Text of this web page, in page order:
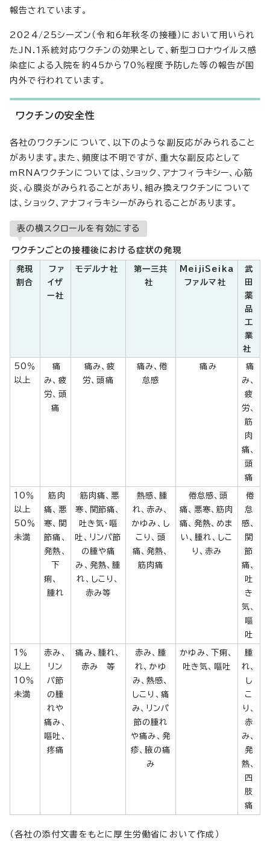
報告されています。
2024/25シーズン（令和6年秋冬の接種）において用いられ
たJN.1系統対応ワクチンの効果として、新型コロナウイルス感
染症による入院を約45から70％程度予防した等の報告が国
内外で行われています。
ワクチンの安全性
各社のワクチンについて、以下のような副反応がみられること
があります。また、頻度は不明ですが、重大な副反応として
mRNAワクチンについては、ショック、アナフィラキシー、心筋
炎、心膜炎がみられることがあり、組み換えワクチンについて
は、ショック、アナフィラキシーがみられることがあります。
表の横スクロールを有効にする
ワクチンごとの接種後における症状の発現
発現
割合
ファ
イザ
ー社
モデルナ社
第一三共
社
MeijiSeika
ファルマ社
武
田
薬
品
工
業
社
50％
以上
痛
み、疲
労、頭
痛
痛み、疲
労、頭痛
痛み、倦
怠感
痛み
痛
み、
疲
労、
筋
肉
痛、
頭
痛
10％
以上
50％
未満
筋肉
痛、悪
寒、関
節痛、
発熱、
下
痢、
腫れ
筋肉痛、悪
寒、関節痛、
吐き気・嘔
吐、リンパ節
の腫や痛
み、発熱、腫
れ、しこり、
赤み等
熱感、腫
れ、赤み、
かゆみ、し
こり、頭
痛、発熱、
筋肉痛
倦怠感、頭
痛、悪寒、筋肉
痛、発熱、めま
い、腫れ、しこ
り、赤み
倦
怠
感、
関
節
痛、
吐
き
気、
嘔
吐
1％
以上
10％
未満
赤み、
リン
パ節
の腫
れや
痛み、
嘔吐、
疼痛
痛み、腫れ、
赤み 等
赤み、腫
れ、かゆ
み、熱感、
しこり、痛
み、リンパ
節の腫れ
や痛み、発
疹、腋の痛
み
かゆみ、下痢、
吐き気、嘔吐
腫
れ、
し
こ
り、
赤
み、
発
熱、
四
肢
痛
（各社の添付文書をもとに厚生労働省において作成）